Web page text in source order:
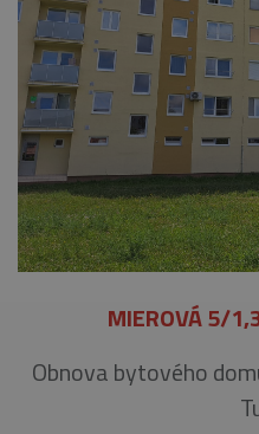
MIEROVÁ 5/
Obnova bytového